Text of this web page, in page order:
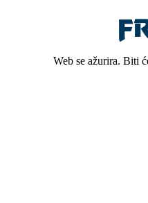
Web se ažurira. Biti